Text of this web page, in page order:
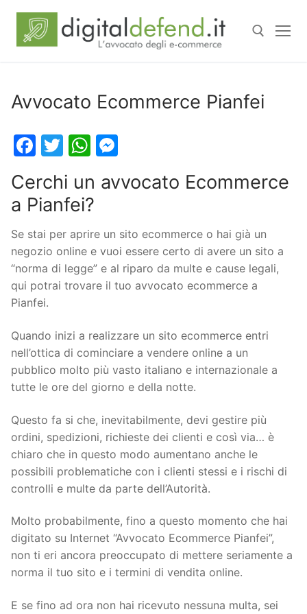
Avvocato Ecommerce Pianfei
Facebook
TwitterWhatsApp
Cerchi un avvocato Ecommerce
a Pianfei?
Se stai per aprire un sito ecommerce o hai già un
negozio online e vuoi essere certo di avere un sito a
“norma di legge” e al riparo da multe e cause legali,
qui potrai trovare il tuo avvocato ecommerce a
Pianfei.
Quando inizi a realizzare un sito ecommerce entri
nell’ottica di cominciare a vendere online a un
pubblico molto più vasto italiano e internazionale a
tutte le ore del giorno e della notte.
Questo fa si che, inevitabilmente, devi gestire più
ordini, spedizioni, richieste dei clienti e così via… è
chiaro che in questo modo aumentano anche le
possibili problematiche con i clienti stessi e i rischi di
controlli e multe da parte dell’Autorità.
Molto probabilmente, fino a questo momento che hai
digitato su Internet “Avvocato Ecommerce Pianfei”,
non ti eri ancora preoccupato di mettere seriamente a
norma il tuo sito e i termini di vendita online.
E se fino ad ora non hai ricevuto nessuna multa, sei